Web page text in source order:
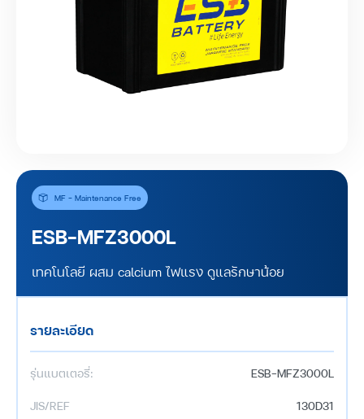
MF - Maintenance Free
ESB-MFZ3000L
เทคโนโลยี ผสม calcium ไฟแรง ดูแลรักษาน้อย
รายละเอียด
รุ่นแบตเตอรี่:
ESB-MFZ3000L
JIS/REF
130D31